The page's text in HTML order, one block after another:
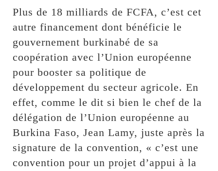
Plus de 18 milliards de FCFA, c’est cet
autre financement dont bénéficie le
gouvernement burkinabé de sa
coopération avec l’Union européenne
pour booster sa politique de
développement du secteur agricole. En
effet, comme le dit si bien le chef de la
délégation de l’Union européenne au
Burkina Faso, Jean Lamy, juste après la
signature de la convention, « c’est une
convention pour un projet d’appui à la